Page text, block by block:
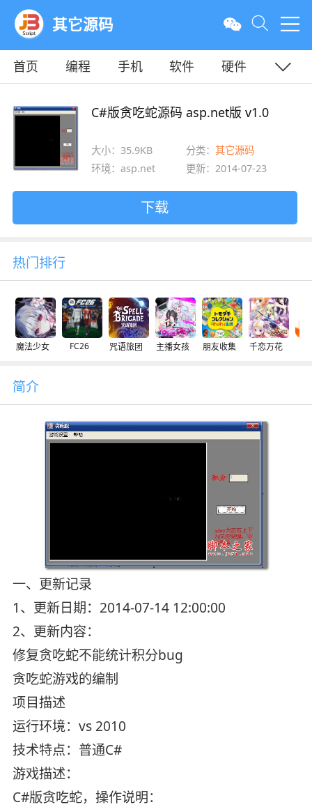
其它源码
首页 编程 手机 软件
硬件
C#版贪吃蛇源码 asp.net版 v1.0
大小：35.9KB 分类：其它源码
环境：asp.net
更新：2014-07-23
下载
热门排行
魔法少女 FC26 咒语旅团 主播女孩 朋友收集 千恋万花
简介
一、更新记录
1、更新日期：2014-07-14 12:00:00
2、更新内容：
修复贪吃蛇不能统计积分bug
贪吃蛇游戏的编制
项目描述
运行环境：vs 2010
技术特点：普通C#
游戏描述：
C#版贪吃蛇，操作说明：